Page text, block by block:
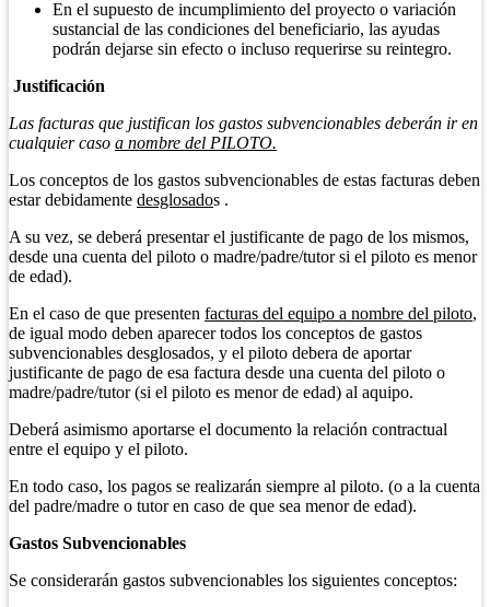
En el supuesto de incumplimiento del proyecto o variación
sustancial de las condiciones del beneficiario, las ayudas
podrán dejarse sin efecto o incluso requerirse su reintegro.
Justificación
Las facturas que justifican los gastos subvencionables deberán ir en
cualquier caso a nombre del PILOTO.
Los conceptos de los gastos subvencionables de estas facturas deben
estar debidamente desglosados .
A su vez, se deberá presentar el justificante de pago de los mismos,
desde una cuenta del piloto o madre/padre/tutor si el piloto es menor
de edad).
En el caso de que presenten facturas del equipo a nombre del piloto,
de igual modo deben aparecer todos los conceptos de gastos
subvencionables desglosados, y el piloto debera de aportar
justificante de pago de esa factura desde una cuenta del piloto o
madre/padre/tutor (si el piloto es menor de edad) al aquipo.
Deberá asimismo aportarse el documento la relación contractual
entre el equipo y el piloto.
En todo caso, los pagos se realizarán siempre al piloto. (o a la cuenta
del padre/madre o tutor en caso de que sea menor de edad).
Gastos Subvencionables
Se considerarán gastos subvencionables los siguientes conceptos: